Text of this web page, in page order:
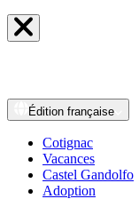
Édition française
Cotignac
Vacances
Castel Gandolfo
Adoption